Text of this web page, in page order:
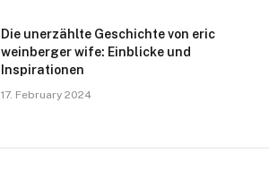
Die unerzählte Geschichte von eric
weinberger wife: Einblicke und
Inspirationen
17. February 2024